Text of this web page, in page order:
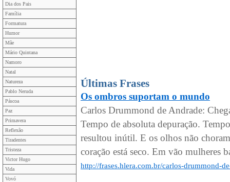
Dia dos Pais
Família
Formatura
Humor
Mãe
Mário Quintana
Namoro
Natal
Natureza
Pablo Neruda
Páscoa
Paz
Primavera
Reflexão
Tiradentes
Tristeza
Victor Hugo
Vida
Vovó
Últimas Frases
Os ombros suportam o mundo
Carlos Drummond de Andrade:
Tempo de absoluta depuração.
resultou inútil. E os olhos não
coração está seco. Em vão mulheres
http://frases.hlera.com.br/carlos-drummond-